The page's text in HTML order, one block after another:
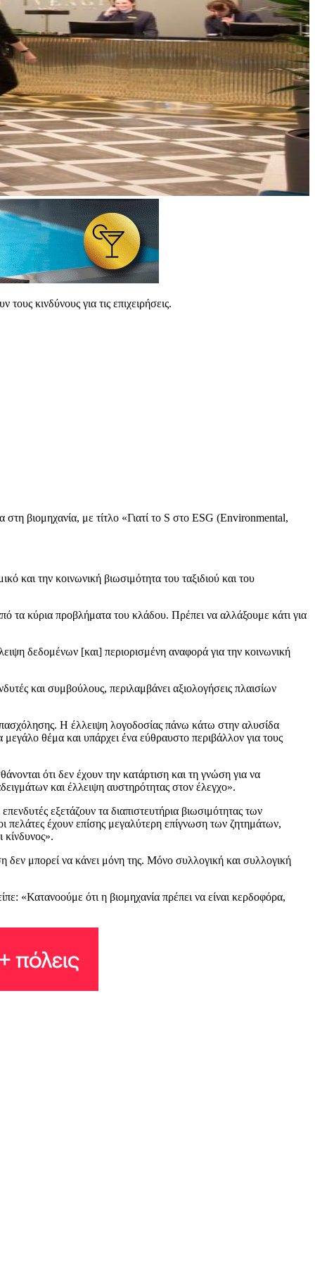
κινδύνους για τις επιχειρήσεις.
βιομηχανία, με τίτλο «Γιατί το S στο ESG (Environmental,
και την κοινωνική βιωσιμότητα του ταξιδιού και του
τα κύρια προβλήματα του κλάδου. Πρέπει να αλλάξουμε κάτι για
δεδομένων [και] περιορισμένη αναφορά για την κοινωνική
και συμβούλους, περιλαμβάνει αξιολογήσεις πλαισίων
Η έλλειψη λογοδοσίας πάνω κάτω στην αλυσίδα
θέμα και υπάρχει ένα εύθραυστο περιβάλλον για τους
ότι δεν έχουν την κατάρτιση και τη γνώση για να
και έλλειψη αυστηρότητας στον έλεγχο».
εξετάζουν τα διαπιστευτήρια βιωσιμότητας των
πελάτες έχουν επίσης μεγαλύτερη επίγνωση των ζητημάτων,
μπορεί να κάνει μόνη της. Μόνο συλλογική και συλλογική
«Κατανοούμε ότι η βιομηχανία πρέπει να είναι κερδοφόρα,